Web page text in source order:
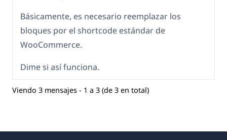
Básicamente, es necesario reemplazar los
bloques por el shortcode estándar de
WooCommerce.
Dime si así funciona.
Viendo 3 mensajes - 1 a 3 (de 3 en total)